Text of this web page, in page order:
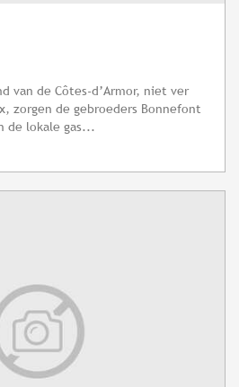
van de Côtes-d’Armor, niet ver
zorgen de gebroeders Bonnefont
de lokale gas...